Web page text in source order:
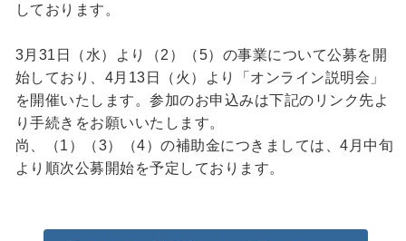
しております。
3月31日（水）より（2）（5）の事業について公募を開
始しており、4月13日（火）より「オンライン説明会」
を開催いたします。参加のお申込みは下記のリンク先よ
り手続きをお願いいたします。
尚、（1）（3）（4）の補助金につきましては、4月中旬
より順次公募開始を予定しております。